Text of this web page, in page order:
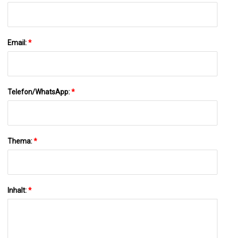
Email:*
Telefon/WhatsApp:*
Thema:*
Inhalt:*